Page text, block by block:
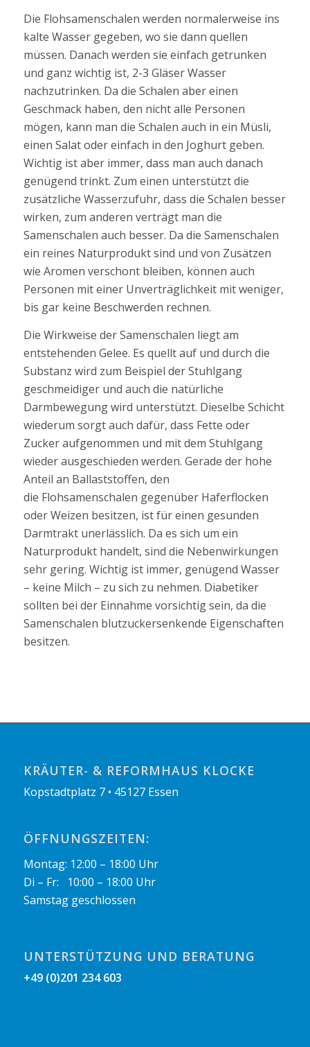
Die Flohsamenschalen werden normalerweise ins
kalte Wasser gegeben, wo sie dann quellen
müssen. Danach werden sie einfach getrunken
und ganz wichtig ist, 2-3 Gläser Wasser
nachzutrinken. Da die Schalen aber einen
Geschmack haben, den nicht alle Personen
mögen, kann man die Schalen auch in ein Müsli,
einen Salat oder einfach in den Joghurt geben.
Wichtig ist aber immer, dass man auch danach
genügend trinkt. Zum einen unterstützt die
zusätzliche Wasserzufuhr, dass die Schalen besser
wirken, zum anderen verträgt man die
Samenschalen auch besser. Da die Samenschalen
ein reines Naturprodukt sind und von Zusätzen
wie Aromen verschont bleiben, können auch
Personen mit einer Unverträglichkeit mit weniger,
bis gar keine Beschwerden rechnen.
Die Wirkweise der Samenschalen liegt am
entstehenden Gelee. Es quellt auf und durch die
Substanz wird zum Beispiel der Stuhlgang
geschmeidiger und auch die natürliche
Darmbewegung wird unterstützt. Dieselbe Schicht
wiederum sorgt auch dafür, dass Fette oder
Zucker aufgenommen und mit dem Stuhlgang
wieder ausgeschieden werden. Gerade der hohe
Anteil an Ballaststoffen, den
die Flohsamenschalen gegenüber Haferflocken
oder Weizen besitzen, ist für einen gesunden
Darmtrakt unerlässlich. Da es sich um ein
Naturprodukt handelt, sind die Nebenwirkungen
sehr gering. Wichtig ist immer, genügend Wasser
– keine Milch – zu sich zu nehmen. Diabetiker
sollten bei der Einnahme vorsichtig sein, da die
Samenschalen blutzuckersenkende Eigenschaften
besitzen.
KRÄUTER- & REFORMHAUS KLOCKE
Kopstadtplatz 7 • 45127 Essen
ÖFFNUNGSZEITEN:
Montag: 12:00 – 18:00 Uhr
Di – Fr: 10:00 – 18:00 Uhr
Samstag geschlossen
UNTERSTÜTZUNG UND BERATUNG
+49 (0)201 234 603